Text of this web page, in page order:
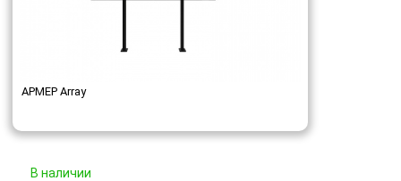
АРМЕР Array
В наличии